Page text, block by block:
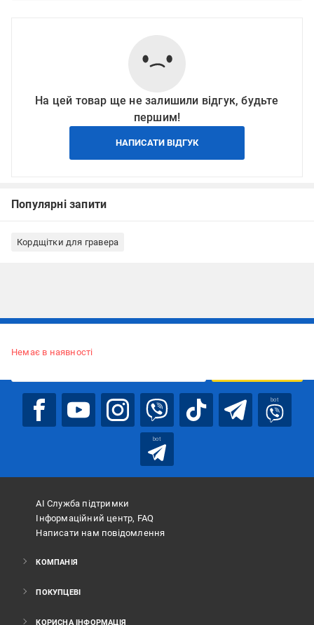
На цей товар ще не залишили відгук, будьте
першим!
НАПИСАТИ ВІДГУК
Популярні запити
Кордщітки для гравера
Немає в наявності
bot
bot
АІ Служба підтримки
Інформаційний центр, FAQ
Написати нам повідомлення
КОМПАНІЯ
ПОКУПЦЕВІ
КОРИСНА ІНФОРМАЦІЯ